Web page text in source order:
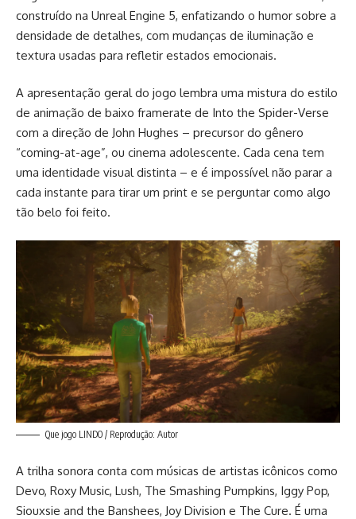
construído na Unreal Engine 5, enfatizando o humor sobre a
densidade de detalhes, com mudanças de iluminação e
textura usadas para refletir estados emocionais.
A apresentação geral do jogo lembra uma mistura do estilo
de animação de baixo framerate de Into the Spider-Verse
com a direção de John Hughes – precursor do gênero
“coming-at-age”, ou cinema adolescente. Cada cena tem
uma identidade visual distinta – e é impossível não parar a
cada instante para tirar um print e se perguntar como algo
tão belo foi feito.
Que jogo LINDO / Reprodução: Autor
A trilha sonora conta com músicas de artistas icônicos como
Devo, Roxy Music, Lush, The Smashing Pumpkins, Iggy Pop,
Siouxsie and the Banshees, Joy Division e The Cure. É uma